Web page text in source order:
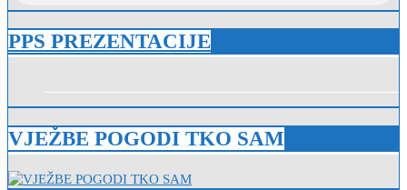
PPS PREZENTACIJE
VJEŽBE POGODI TKO SAM